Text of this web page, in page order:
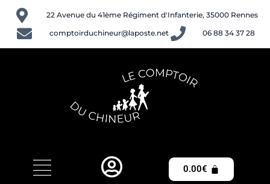
Aller
au
22 Avenue du 41ème Régiment d'Infanterie, 35000 Rennes
comptoirduchineur@laposte.net
06 88 34 37 28
0.00€